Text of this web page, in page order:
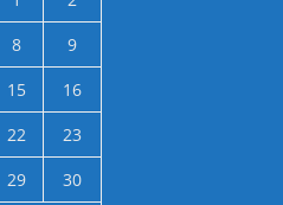
8
9
15
16
22
23
29
30